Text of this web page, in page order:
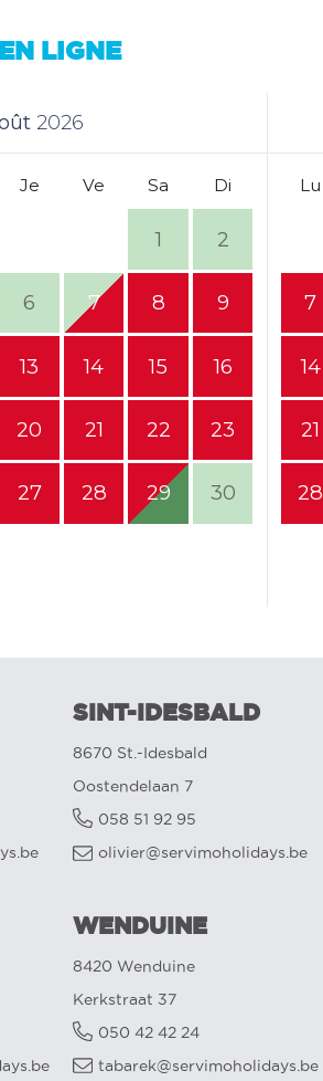
LIGNE
2026
Je Ve Sa Di
1 2
6 7 8 9
13 14 15 16
20 21 22 23
27 28 29 30
Lu
7
14
21
28
SINT-IDESBALD
8670 St.-Idesbald
Oostendelaan 7
058 51 92 95
olivier@servimoholidays.be
WENDUINE
8420 Wenduine
Kerkstraat 37
050 42 42 24
tabarek@servimoholidays.be